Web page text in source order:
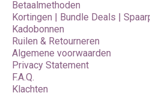
Betaalmethoden
Kortingen | Bundle Deals |
Kadobonnen
Ruilen & Retourneren
Algemene voorwaarden
Privacy Statement
F.A.Q.
Klachten